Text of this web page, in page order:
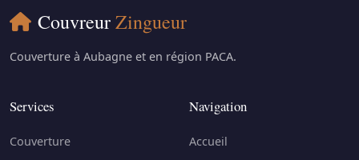
CouvreurZingueur
Couverture à Aubagne et en région PACA.
Services
Couverture
Navigation
Accueil